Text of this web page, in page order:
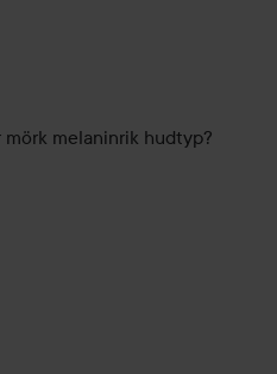
mörk melaninrik hudtyp?